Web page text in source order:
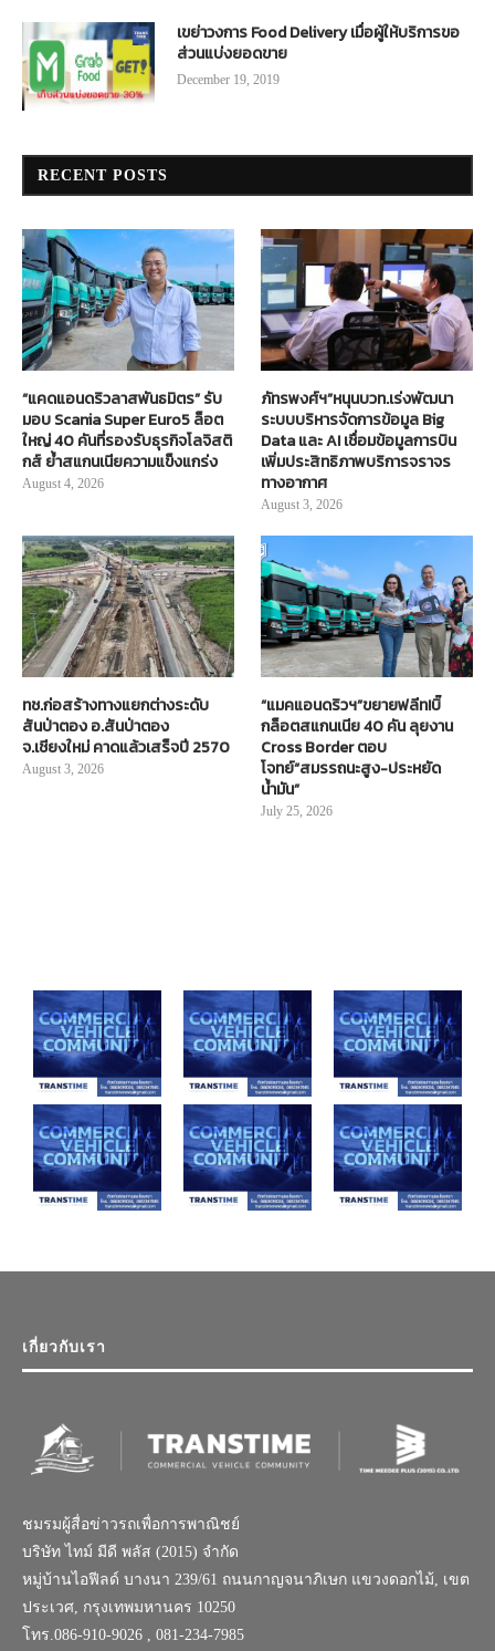
เขย่าวงการ Food Delivery เมื่อผู้ให้บริการขอ
ส่วนแบ่งยอดขาย
December 19, 2019
RECENT POSTS
“แคดแอนดริวลาสพันธมิตร” รับ
มอบ Scania Super Euro5 ล็อต
ใหญ่ 40 คันที่รองรับธุรกิจโลจิสติ
กส์ ย้ำสแกนเนียความแข็งแกร่ง
August 4, 2026
ภัทรพงศ์ฯ”หนุนบวท.เร่งพัฒนา
ระบบบริหารจัดการข้อมูล Big
Data และ AI เชื่อมข้อมูลการบิน
เพิ่มประสิทธิภาพบริการจราจร
ทางอากาศ
August 3, 2026
ทช.ก่อสร้างทางแยกต่างระดับ
สันป่าตอง อ.สันป่าตอง
จ.เชียงใหม่ คาดแล้วเสร็จปี 2570
August 3, 2026
“แมคแอนดริวฯ”ขยายฟลีท!บิ๊
กล็อตสแกนเนีย 40 คัน ลุยงาน
Cross Border ตอบ
โจทย์“สมรรถนะสูง-ประหยัด
น้ำมัน”
July 25, 2026
เกี่ยวกับเรา
ชมรมผู้สื่อข่าวรถเพื่อการพาณิชย์
บริษัท ไทม์ มีดี พลัส (2015) จำกัด
หมู่บ้านไอฟีลด์ บางนา 239/61 ถนนกาญจนาภิเษก แขวงดอกไม้, เขต
ประเวศ, กรุงเทพมหานคร 10250
โทร.086-910-9026 , 081-234-7985